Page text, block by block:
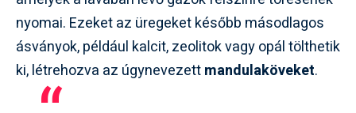
nyomai. Ezeket az üregeket később másodlagos
ásványok, például kalcit, zeolitok vagy opál tölthetik
ki, létrehozva az úgynevezettmandulaköveket.